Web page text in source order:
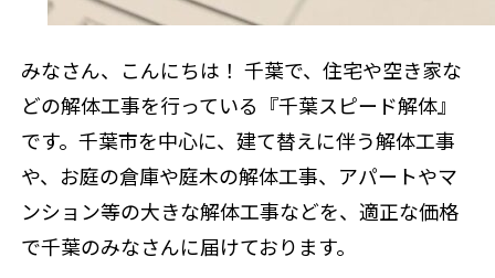
補助金情報
お問い合わ
みなさん、こんにちは！ 千葉で、住宅や空き家な
どの解体工事を行っている『千葉スピード解体』
です。千葉市を中心に、建て替えに伴う解体工事
や、お庭の倉庫や庭木の解体工事、アパートやマ
ンション等の大きな解体工事などを、適正な価格
で千葉のみなさんに届けております。